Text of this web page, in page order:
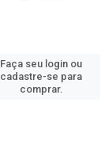
Faça seu login ou
cadastre-se para
comprar.